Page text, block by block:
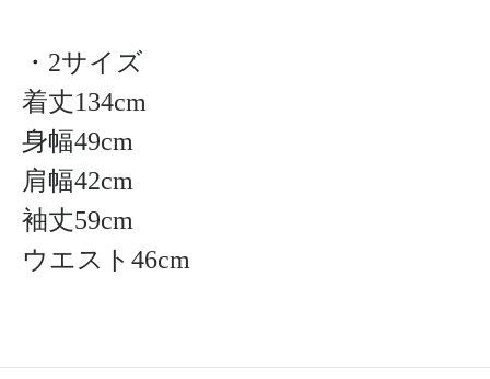
・2サイズ
着丈134cm
身幅49cm
肩幅42cm
袖丈59cm
ウエスト46cm